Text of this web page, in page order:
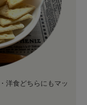
洋食どちらにもマッ